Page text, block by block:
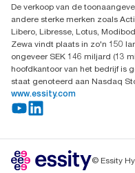
De verkoop van de
andere sterke merken zoals
Libero, Libresse, Lotus,
Zewa vindt plaats in zo'n 150
ongeveer SEK 146 miljard (13
hoofdkantoor van het bedrijf is
staat genoteerd aan Nasdaq
www.essity.com
© Essity